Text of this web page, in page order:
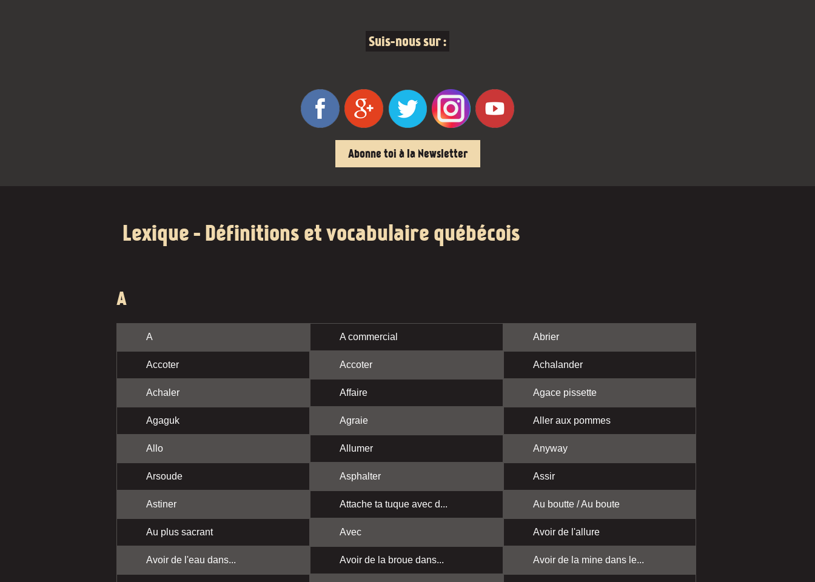
Suis-nous sur :
Abonne toi à la Newsletter
Lexique - Définitions et vocabulaire québécois
A
A A commercial Abrier
Accoter Accoter Achalander
Achaler Affaire Agace pissette
Agaguk Agraie Aller aux pommes
Allo Allumer Anyway
Arsoude Asphalter Assir
Astiner Attache ta tuque avec d... Au boutte / Au boute
Au plus sacrant Avec Avoir de l'allure
Avoir de l'eau dans... Avoir de la broue dans... Avoir de la mine dans le...